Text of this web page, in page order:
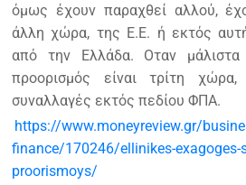
όμως έχουν παραχθεί αλλού,
άλλη χώρα, της Ε.Ε. ή εκτός
από την Ελλάδα. Οταν
προορισμός είναι τρίτη
συναλλαγές εκτός πεδίου ΦΠΑ.
https://www.moneyreview.gr/
finance/170246/ellinikes-exagoges-
proorismoys/